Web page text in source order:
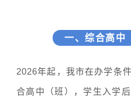
一、综合高中
2026年起，我市在办学条
合高中（班），学生入学后